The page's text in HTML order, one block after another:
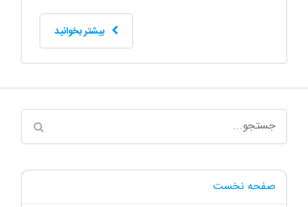
صفحه نخست